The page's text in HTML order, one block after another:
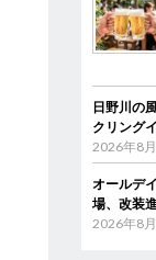
日野川の
クリング
2026年8
オールデ
場、改装
2026年8